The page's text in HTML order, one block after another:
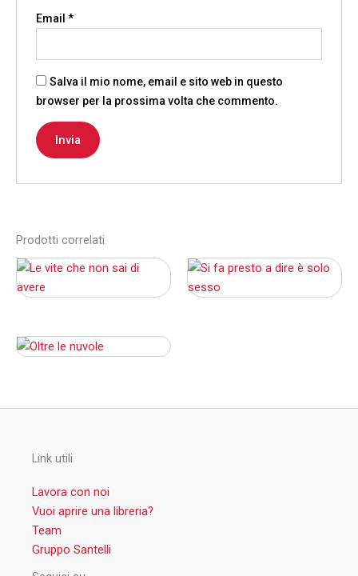
Email*
Salva il mio nome, email e sito web in questo
browser per la prossima volta che commento.
Prodotti correlati
Link utili
Lavora con noi
Vuoi aprire una libreria?
Team
Gruppo Santelli